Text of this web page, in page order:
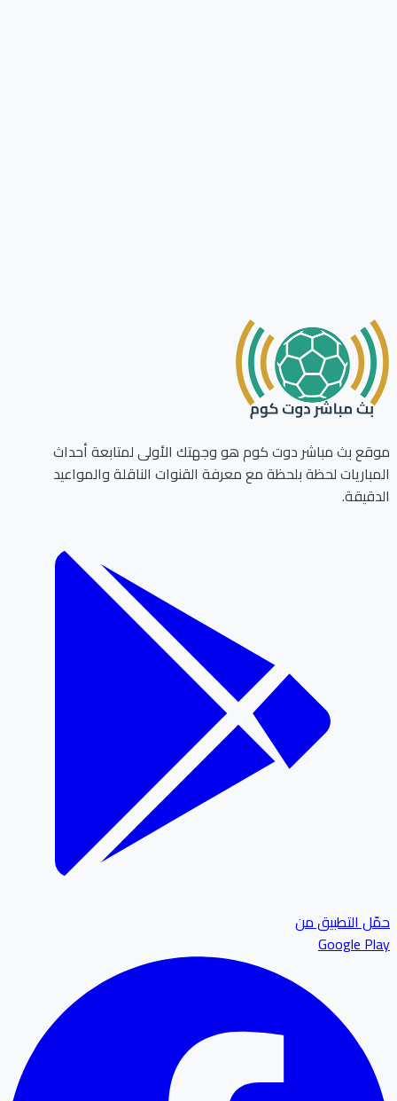
بث مباشر دوت كوم هو وجهتك الأولى لمتابعة أحداث
لحظة بلحظة مع معرفة القنوات الناقلة والمواعيد
التطبيق من
Google